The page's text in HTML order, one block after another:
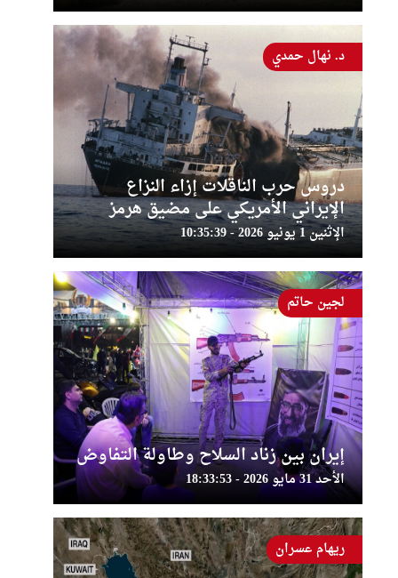
دروس حرب الناقلات إزاء النزاع
الإيراني الأمريكي على مضيق هرمز
الإثنين 1 يونيو 2026 - 10:35:39
د. نهال حمدي
إيران بين زناد السلاح وطاولة التفاوض
الأحد 31 مايو 2026 - 18:33:53
لجين حاتم
ريهام عسران